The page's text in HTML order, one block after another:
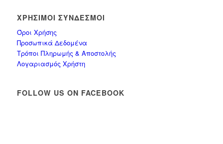
ΧΡΉΣΙΜΟΙ ΣΎΝΔΕΣΜΟΙ
Όροι Χρήσης
Προσωπικά Δεδομένα
Τρόποι Πληρωμής & Αποστολής
Λογαριασμός Χρήστη
FOLLOW US ON FACEBOOK